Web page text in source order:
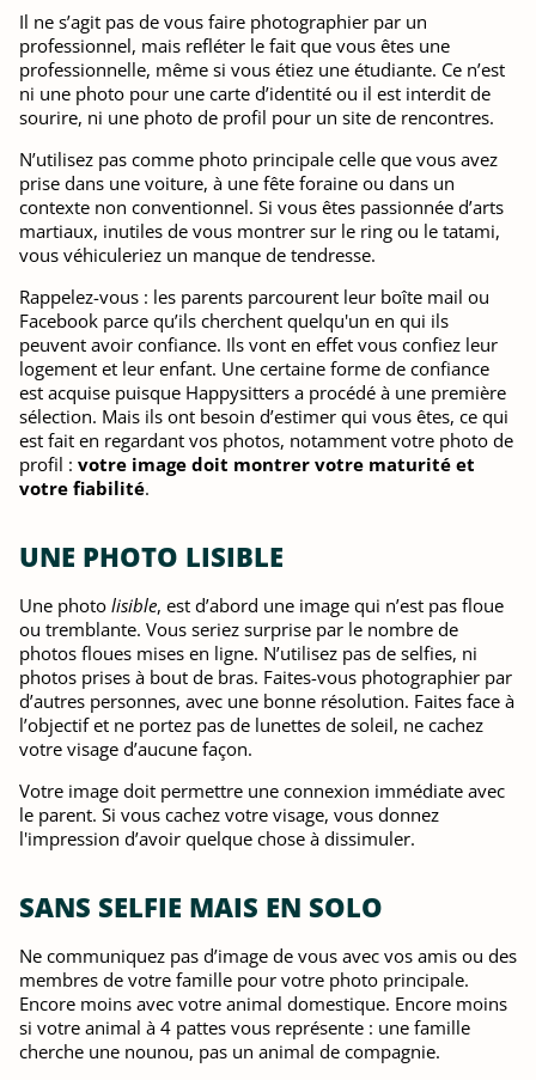
Il ne s’agit pas de vous faire photographier par un
professionnel, mais refléter le fait que vous êtes une
professionnelle, même si vous étiez une étudiante. Ce n’est
ni une photo pour une carte d’identité ou il est interdit de
sourire, ni une photo de profil pour un site de rencontres.
N’utilisez pas comme photo principale celle que vous avez
prise dans une voiture, à une fête foraine ou dans un
contexte non conventionnel. Si vous êtes passionnée d’arts
martiaux, inutiles de vous montrer sur le ring ou le tatami,
vous véhiculeriez un manque de tendresse.
Rappelez-vous : les parents parcourent leur boîte mail ou
Facebook parce qu’ils cherchent quelqu'un en qui ils
peuvent avoir confiance. Ils vont en effet vous confiez leur
logement et leur enfant. Une certaine forme de confiance
est acquise puisque Happysitters a procédé à une première
sélection. Mais ils ont besoin d’estimer qui vous êtes, ce qui
est fait en regardant vos photos, notamment votre photo de
profil : votre image doit montrer votre maturité et
votre fiabilité.
UNE PHOTO LISIBLE
Une photo lisible, est d’abord une image qui n’est pas floue
ou tremblante. Vous seriez surprise par le nombre de
photos floues mises en ligne. N’utilisez pas de selfies, ni
photos prises à bout de bras. Faites-vous photographier par
d’autres personnes, avec une bonne résolution. Faites face à
l’objectif et ne portez pas de lunettes de soleil, ne cachez
votre visage d’aucune façon.
Votre image doit permettre une connexion immédiate avec
le parent. Si vous cachez votre visage, vous donnez
l'impression d’avoir quelque chose à dissimuler.
SANS SELFIE MAIS EN SOLO
Ne communiquez pas d’image de vous avec vos amis ou des
membres de votre famille pour votre photo principale.
Encore moins avec votre animal domestique. Encore moins
si votre animal à 4 pattes vous représente : une famille
cherche une nounou, pas un animal de compagnie.